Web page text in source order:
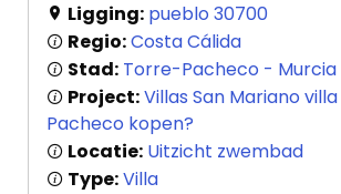
Ligging: pueblo 30700
Regio:Costa Cálida
Stad: Torre-Pacheco - Murcia
Project:Villas San Mariano
Pacheco kopen?
Locatie: Uitzicht zwembad
Type:Villa